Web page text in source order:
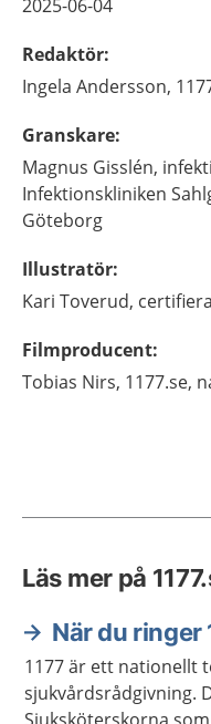
2025-06-04
Redaktör:
Ingela Andersson,
Granskare:
Magnus Gisslén,
Infektionskliniken
Göteborg
Illustratör:
Kari Toverud,
Filmproducent:
Tobias Nirs, 1177.se,
Läs mer på
När du ringer
1177 är ett nationellt
sjukvårdsrådgivning.